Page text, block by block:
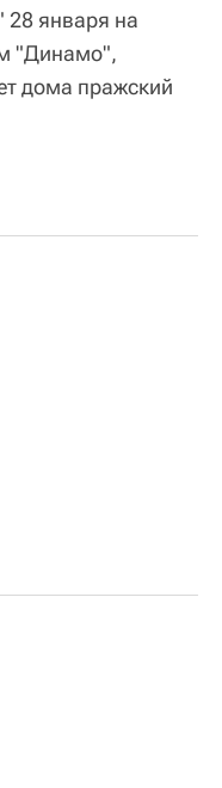
января на
"Динамо",
дома пражский